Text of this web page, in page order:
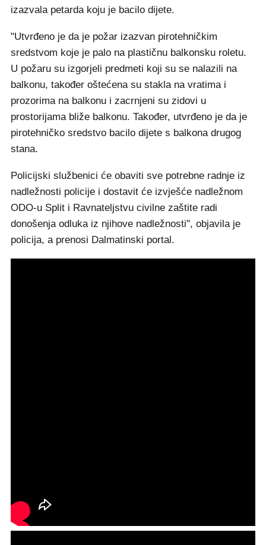
izazvala petarda koju je bacilo dijete.
"Utvrđeno je da je požar izazvan pirotehničkim
sredstvom koje je palo na plastičnu balkonsku roletu.
U požaru su izgorjeli predmeti koji su se nalazili na
balkonu, također oštećena su stakla na vratima i
prozorima na balkonu i zacrnjeni su zidovi u
prostorijama bliže balkonu. Također, utvrđeno je da je
pirotehničko sredstvo bacilo dijete s balkona drugog
stana.
Policijski službenici će obaviti sve potrebne radnje iz
nadležnosti policije i dostavit će izvješće nadležnom
ODO-u Split i Ravnateljstvu civilne zaštite radi
donošenja odluka iz njihove nadležnosti", objavila je
policija, a prenosi Dalmatinski portal.